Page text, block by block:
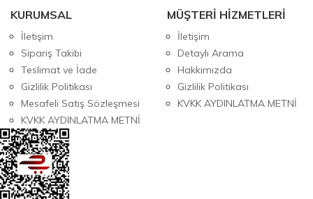
KURUMSAL
İletişim
Sipariş Takibi
Teslimat ve İade
Gizlilik Politikası
Mesafeli Satış Sözleşmesi
KVKK AYDINLATMA METNİ
MÜŞTERİ HİZMETLERİ
İletişim
Detaylı Arama
Hakkımızda
Gizlilik Politikası
KVKK AYDINLATMA METNİ